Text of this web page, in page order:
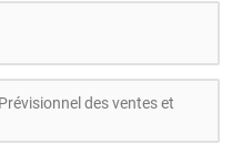
des ventes et